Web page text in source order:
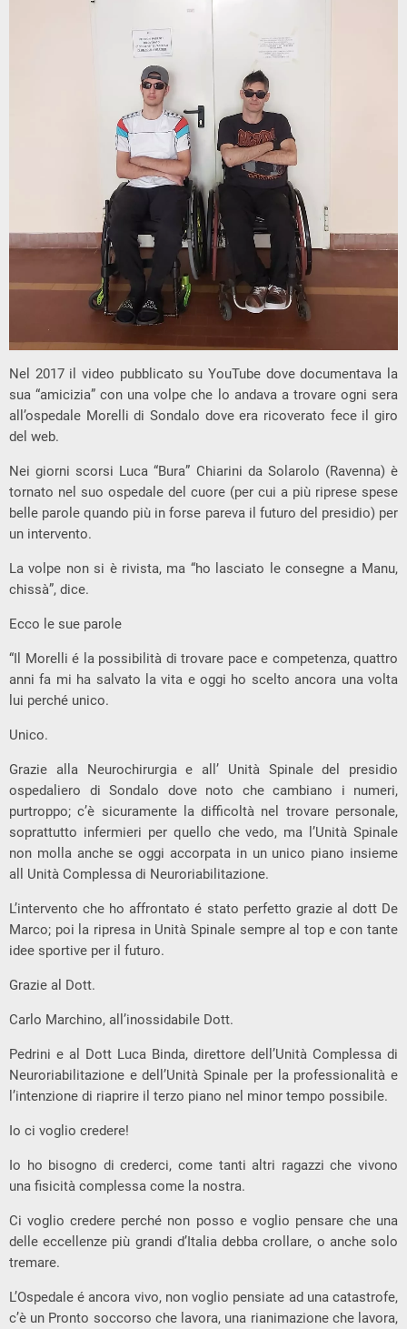
Nel 2017 il video pubblicato su YouTube dove documentava la
sua “amicizia” con una volpe che lo andava a trovare ogni sera
all’ospedale Morelli di Sondalo dove era ricoverato fece il giro
del web.
Nei giorni scorsi Luca “Bura” Chiarini da Solarolo (Ravenna) è
tornato nel suo ospedale del cuore (per cui a più riprese spese
belle parole quando più in forse pareva il futuro del presidio) per
un intervento.
La volpe non si è rivista, ma “ho lasciato le consegne a Manu,
chissà”, dice.
Ecco le sue parole
“Il Morelli é la possibilità di trovare pace e competenza, quattro
anni fa mi ha salvato la vita e oggi ho scelto ancora una volta
lui perché unico.
Unico.
Grazie alla Neurochirurgia e all’ Unità Spinale del presidio
ospedaliero di Sondalo dove noto che cambiano i numeri,
purtroppo; c’è sicuramente la difficoltà nel trovare personale,
soprattutto infermieri per quello che vedo, ma l’Unità Spinale
non molla anche se oggi accorpata in un unico piano insieme
all Unità Complessa di Neuroriabilitazione.
L’intervento che ho affrontato é stato perfetto grazie al dott De
Marco; poi la ripresa in Unità Spinale sempre al top e con tante
idee sportive per il futuro.
Grazie al Dott.
Carlo Marchino, all’inossidabile Dott.
Pedrini e al Dott Luca Binda, direttore dell’Unità Complessa di
Neuroriabilitazione e dell’Unità Spinale per la professionalità e
l’intenzione di riaprire il terzo piano nel minor tempo possibile.
Io ci voglio credere!
Io ho bisogno di crederci, come tanti altri ragazzi che vivono
una fisicità complessa come la nostra.
Ci voglio credere perché non posso e voglio pensare che una
delle eccellenze più grandi d’Italia debba crollare, o anche solo
tremare.
L’Ospedale é ancora vivo, non voglio pensiate ad una catastrofe,
c’è un Pronto soccorso che lavora, una rianimazione che lavora,